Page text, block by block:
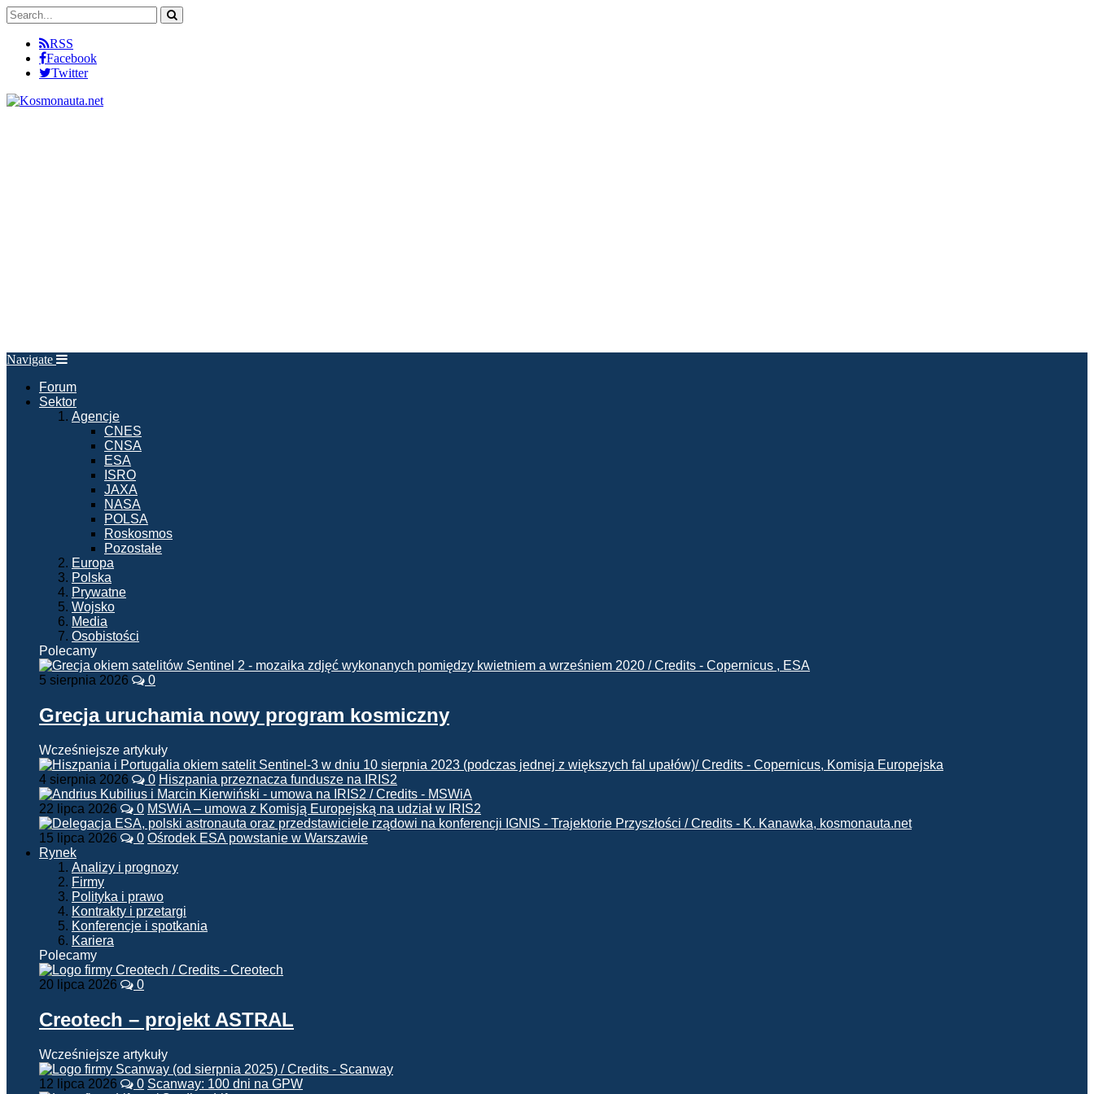
RSS
Facebook
Twitter
Navigate
Forum
Sektor
Agencje
CNES
CNSA
ESA
ISRO
JAXA
NASA
POLSA
Roskosmos
Pozostałe
Europa
Polska
Prywatne
Wojsko
Media
Osobistości
Polecamy
5 sierpnia 2026 0
Grecja uruchamia nowy program kosmiczny
Wcześniejsze artykuły
4 sierpnia 2026 0 Hiszpania przeznacza fundusze na IRIS2
22 lipca 2026 0 MSWiA – umowa z Komisją Europejską na udział w IRIS2
15 lipca 2026 0 Ośrodek ESA powstanie w Warszawie
Rynek
Analizy i prognozy
Firmy
Polityka i prawo
Kontrakty i przetargi
Konferencje i spotkania
Kariera
Polecamy
20 lipca 2026 0
Creotech – projekt ASTRAL
Wcześniejsze artykuły
12 lipca 2026 0 Scanway: 100 dni na GPW